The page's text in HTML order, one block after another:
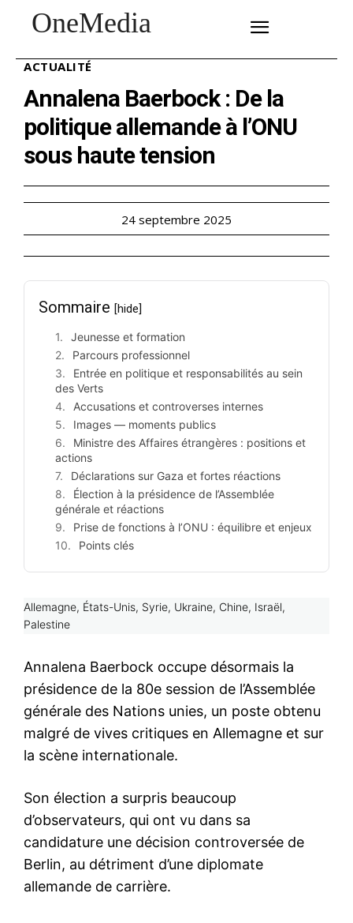
OneMedia
ACTUALITÉ
Annalena Baerbock : De la
politique allemande à l’ONU
sous haute tension
24 septembre 2025
Sommaire [hide]
Jeunesse et formation
Parcours professionnel
Entrée en politique et responsabilités au sein
des Verts
Accusations et controverses internes
Images — moments publics
Ministre des Affaires étrangères : positions et
actions
Déclarations sur Gaza et fortes réactions
Élection à la présidence de l’Assemblée
générale et réactions
Prise de fonctions à l’ONU : équilibre et enjeux
Points clés
Allemagne, États-Unis, Syrie, Ukraine, Chine, Israël,
Palestine
Annalena Baerbock occupe désormais la
présidence de la 80e session de l’Assemblée
générale des Nations unies, un poste obtenu
malgré de vives critiques en Allemagne et sur
la scène internationale.
Son élection a surpris beaucoup
d’observateurs, qui ont vu dans sa
candidature une décision controversée de
Berlin, au détriment d’une diplomate
allemande de carrière.